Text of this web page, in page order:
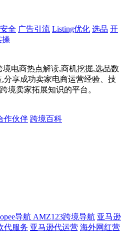
全 广告引流 Listing优化 选品 开
操
电商热点解读,商机挖掘,选品数
分享成功卖家电商运营经验、技
境卖家拓展知识的平台。
作伙伴 跨境百科
导航 AMZ123跨境导航 亚马逊
代服务 亚马逊代运营 海外网红营